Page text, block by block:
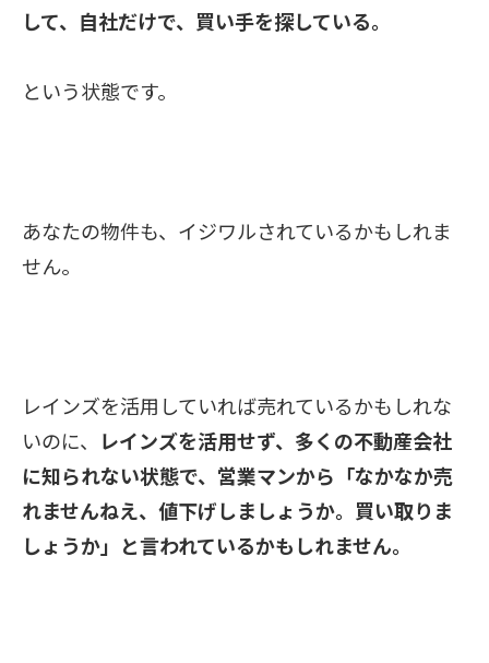
して、自社だけで、買い手を探している。
という状態です。
あなたの物件も、イジワルされているかもしれま
せん。
レインズを活用していれば売れているかもしれな
いのに、
レインズを活用せず、 多くの不動産会社
に知られない状態で、営業マンから「なかなか売
れませんねえ、値下げしましょうか。買い取りま
しょうか」と言われているかもしれません。